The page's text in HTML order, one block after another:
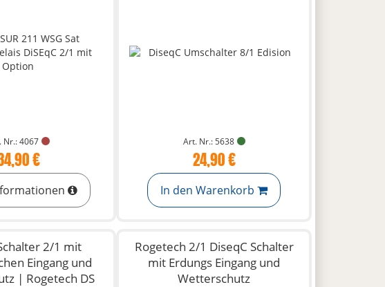
Nr.: 4067
€
Art. Nr.: 5638
24,90 €
In den Warenkorb
2/1 mit
Eingang und
| Rogetech DS
Rogetech 2/1 DiseqC Schalter
mit Erdungs Eingang und
Wetterschutz